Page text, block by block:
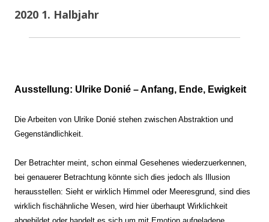
2020 1. Halbjahr
Ausstellung: Ulrike Donié – Anfang, Ende, Ewigkeit
Die Arbeiten von Ulrike Donié stehen zwischen Abstraktion und
Gegenständlichkeit.
Der Betrachter meint, schon einmal Gesehenes wiederzuerkennen,
bei genauerer Betrachtung könnte sich dies jedoch als Illusion
herausstellen: Sieht er wirklich Himmel oder Meeresgrund, sind dies
wirklich fischähnliche Wesen, wird hier überhaupt Wirklichkeit